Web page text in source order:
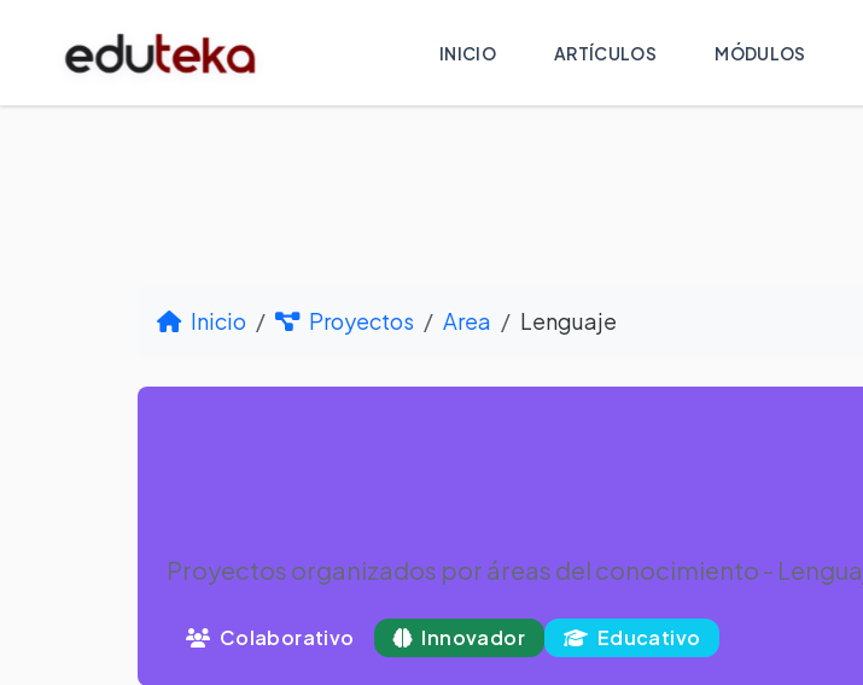
INICIO ARTÍCULOS MÓDULOS
Inicio Proyectos Area Lenguaje
Proyectos organizados por áreas del conocimiento -
Colaborativo Innovador Educativo